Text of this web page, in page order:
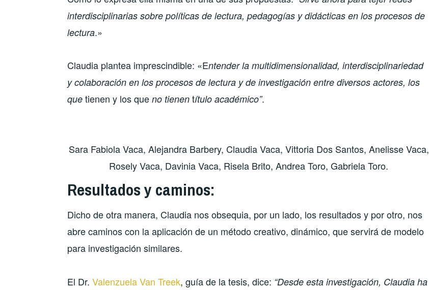
interdisciplinarias sobre políticas de lectura, pedagogías y didácticas en los procesos de
lectura.»
Claudia plantea imprescindible: «Entender la multidimensionalidad, interdisciplinariedad
y colaboración en los procesos de lectura y de investigación entre diversos actores, los
que tienen y los que no tienen título académico”.
Sara Fabiola Vaca, Alejandra Barbery, Claudia Vaca, Vittoria Dos Santos, Anelisse Vaca,
Rosely Vaca, Davinia Vaca, Risela Brito, Andrea Toro, Gabriela Toro.
Resultados y caminos:
Dicho de otra manera, Claudia nos obsequia, por un lado, los resultados y por otro, nos
abre caminos con la aplicación de un método creativo, dinámico, que servirá de modelo
para investigación similares.
El Dr. Valenzuela Van Treek, guía de la tesis, dice: “Desde esta investigación, Claudia ha